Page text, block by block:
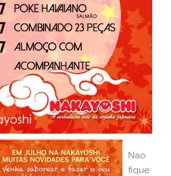
Nao
fique